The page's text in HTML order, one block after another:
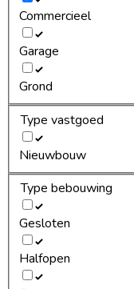
Commercieel
Garage
Grond
Type vastgoed
Nieuwbouw
Type bebouwing
Gesloten
Halfopen